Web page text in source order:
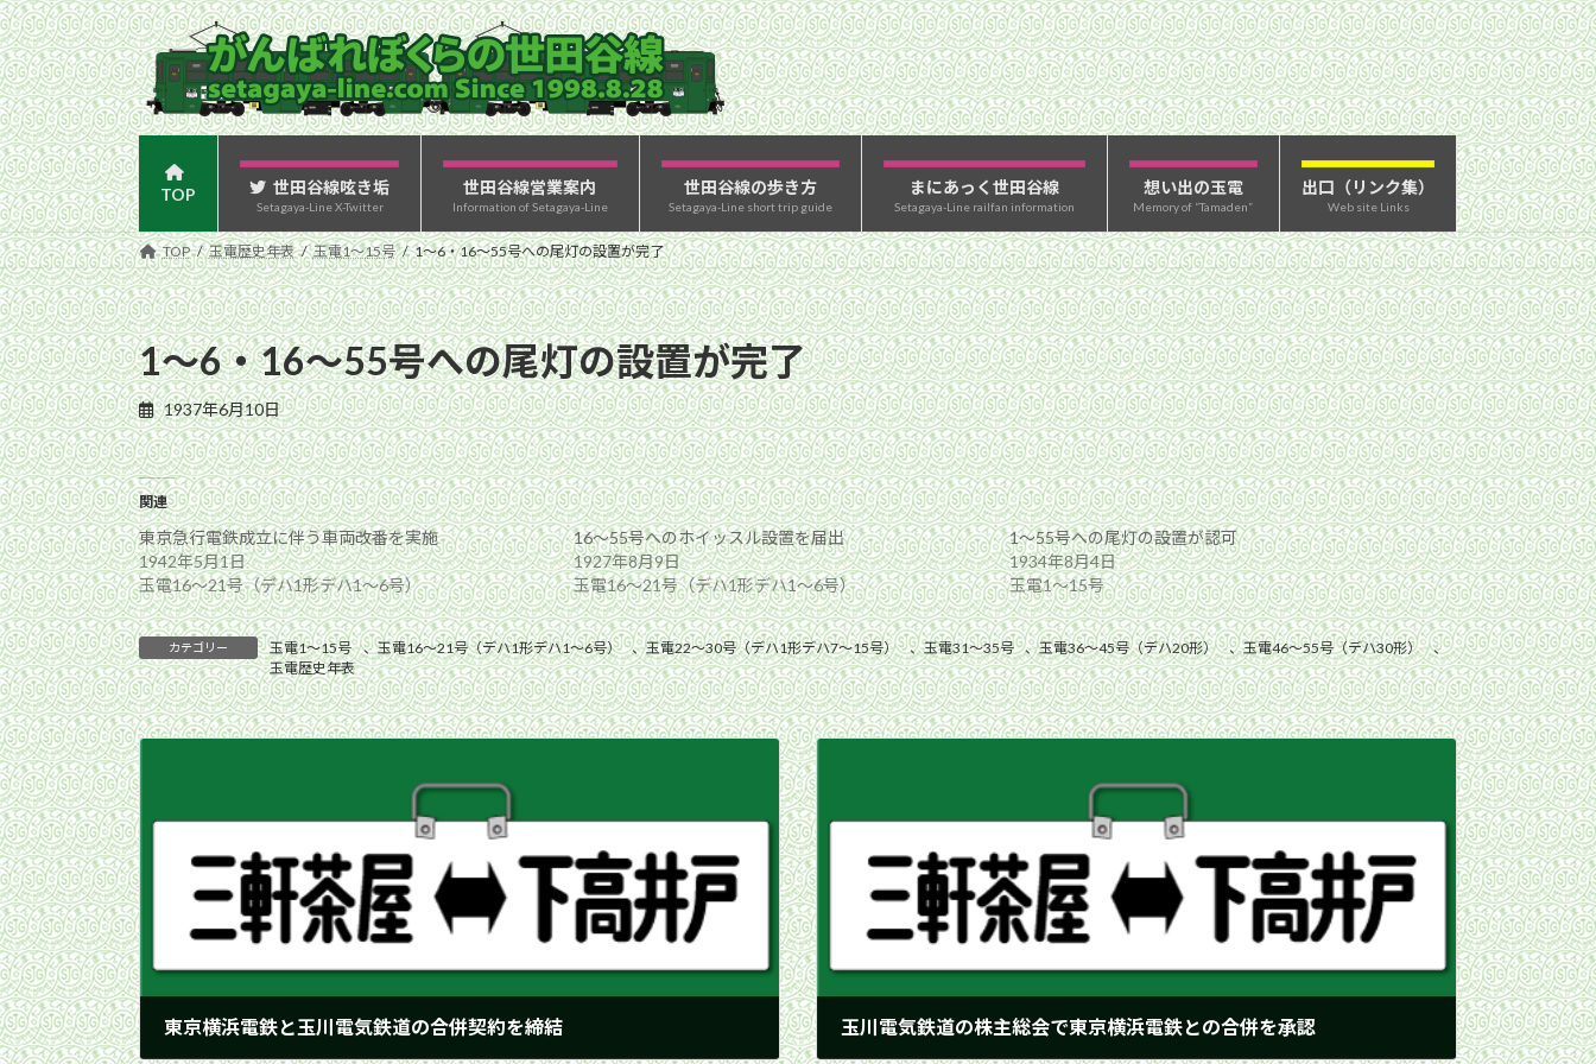
コ
ン
テ
ン
ツ
へ
ス
キ
ッ
プ
ナ
ビ
ゲ
ー
シ
ョ
ン
に
移
動
TOP 世田谷線呟き垢
Setagaya-Line X-Twitter
世田谷線営業案内
Information of Setagaya-Line
世田谷線の歩き方
Setagaya-Line short trip guide
まにあっく世田谷線
Setagaya-Line railfan information
想い出の玉電
Memory of “Tamaden”
出口（リンク集）
Web site Links
TOP 玉電歴史年表 玉電1〜15号 1〜6・16〜55号への尾灯の設置が完了
1〜6・16〜55号への尾灯の設置が完了
1937年6月10日
関連
東京急行電鉄成立に伴う車両改番を実施
1942年5月1日
玉電16〜21号（デハ1形デハ1〜6号）
16〜55号へのホイッスル設置を届出
1927年8月9日
玉電16〜21号（デハ1形デハ1〜6号）
1〜55号への尾灯の設置が認可
1934年8月4日
玉電1〜15号
カテゴリー 玉電1〜15号 、玉電16〜21号（デハ1形デハ1〜6号） 、玉電22〜30号（デハ1形デハ7〜15号） 、玉電31〜35号 、玉電36〜45号（デハ20形） 、玉電46〜55号（デハ30形）
、
玉電歴史年表
東京横浜電鉄と玉川電気鉄道の合併契約を締結 玉川電気鉄道の株主総会で東京横浜電鉄との合併を承認